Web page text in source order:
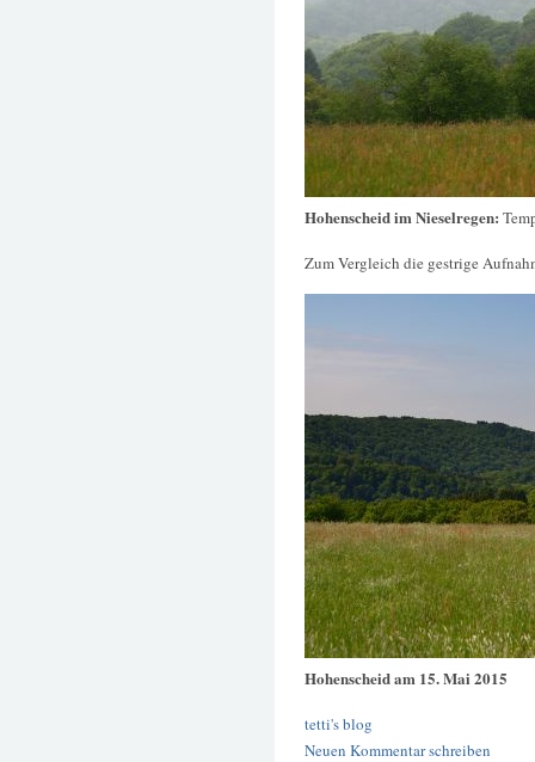
Hohenscheid im Nieselregen:
Zum Vergleich die gestrige
Hohenscheid am 15. Mai 2015
tetti's blog
Neuen Kommentar schreiben